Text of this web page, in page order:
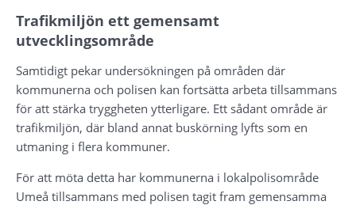
Trafikmiljön ett gemensamt
utvecklingsområde
Samtidigt pekar undersökningen på områden där
kommunerna och polisen kan fortsätta arbeta tillsammans
för att stärka tryggheten ytterligare. Ett sådant område är
trafikmiljön, där bland annat buskörning lyfts som en
utmaning i flera kommuner.
För att möta detta har kommunerna i lokalpolisområde
Umeå tillsammans med polisen tagit fram gemensamma